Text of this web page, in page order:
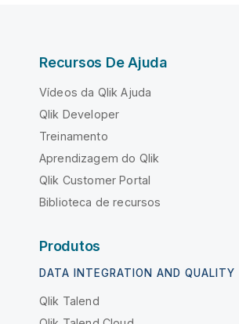
Recursos De Ajuda
Vídeos da Qlik Ajuda
Qlik Developer
Treinamento
Aprendizagem do Qlik
Qlik Customer Portal
Biblioteca de recursos
Produtos
DATA INTEGRATION AND QUALITY
Qlik Talend